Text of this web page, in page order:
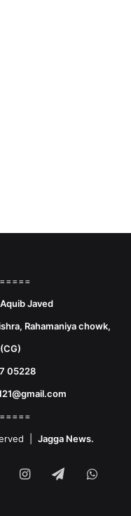
Javed
Rahamaniya chowk,
05228
| Jagga News.
Instagram
Telegram